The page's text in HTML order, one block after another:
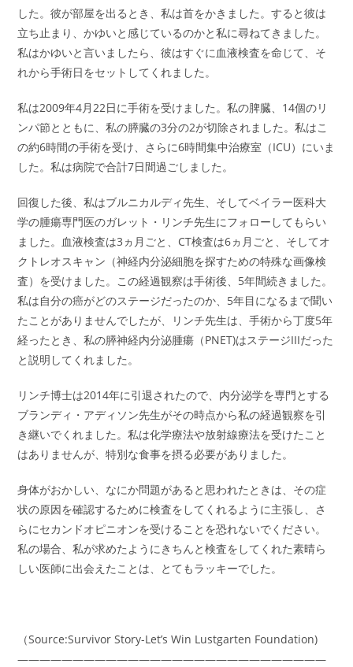
した。彼が部屋を出るとき、私は首をかきました。すると彼は
立ち止まり、かゆいと感じているのかと私に尋ねてきました。
私はかゆいと言いましたら、彼はすぐに血液検査を命じて、そ
れから手術日をセットしてくれました。
私は2009年4月22日に手術を受けました。私の脾臓、14個のリ
ンパ節とともに、私の膵臓の3分の2が切除されました。私はこ
の約6時間の手術を受け、さらに6時間集中治療室（ICU）にいま
した。私は病院で合計7日間過ごしました。
回復した後、私はブルニカルディ先生、そしてベイラー医科大
学の腫瘍専門医のガレット・リンチ先生にフォローしてもらい
ました。血液検査は3ヵ月ごと、CT検査は6ヵ月ごと、そしてオ
クトレオスキャン（神経内分泌細胞を探すための特殊な画像検
査）を受けました。この経過観察は手術後、5年間続きました。
私は自分の癌がどのステージだったのか、5年目になるまで聞い
たことがありませんでしたが、リンチ先生は、手術から丁度5年
経ったとき、私の膵神経内分泌腫瘍（PNET)はステージIIIだった
と説明してくれました。
リンチ博士は2014年に引退されたので、内分泌学を専門とする
ブランディ・アディソン先生がその時点から私の経過観察を引
き継いでくれました。私は化学療法や放射線療法を受けたこと
はありませんが、特別な食事を摂る必要がありました。
身体がおかしい、なにか問題があると思われたときは、その症
状の原因を確認するために検査をしてくれるように主張し、さ
らにセカンドオピニオンを受けることを恐れないでください。
私の場合、私が求めたようにきちんと検査をしてくれた素晴ら
しい医師に出会えたことは、とてもラッキーでした。
（Source:Survivor Story-Let’s Win Lustgarten Foundation)
――――――――――――――――――――――――――――